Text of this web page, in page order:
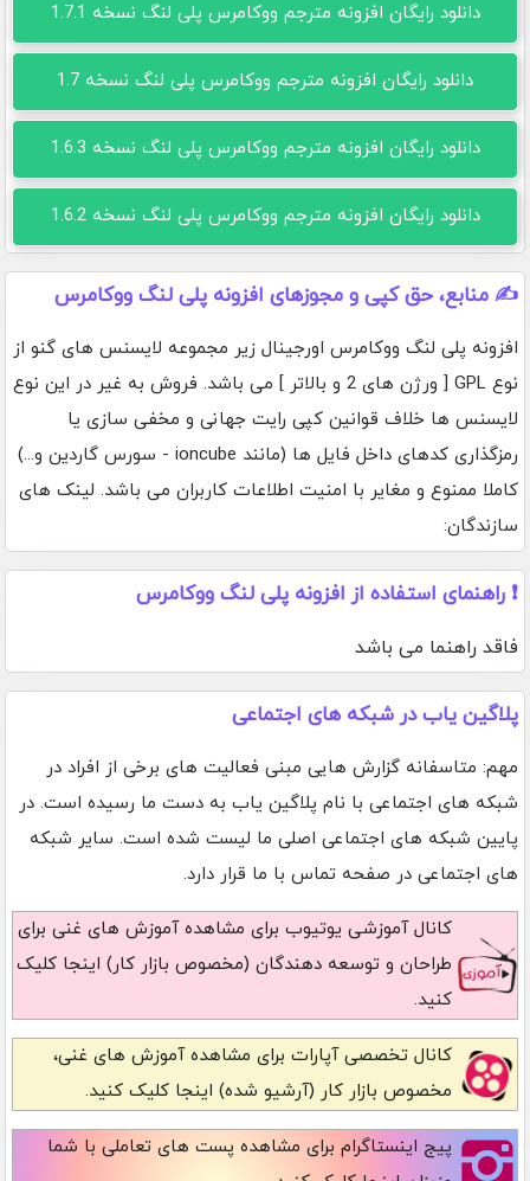
دانلود رایگان افزونه مترجم ووکامرس پلی لنگ نسخه 1.7.1
دانلود رایگان افزونه مترجم ووکامرس پلی لنگ نسخه 1.7
دانلود رایگان افزونه مترجم ووکامرس پلی لنگ نسخه 1.6.3
دانلود رایگان افزونه مترجم ووکامرس پلی لنگ نسخه 1.6.2
✍️ منابع، حق کپی و مجوزهای افزونه پلی لنگ ووکامرس
افزونه پلی لنگ ووکامرس اورجینال زیر مجموعه لایسنس های گنو از
نوع GPL [ ورژن های 2 و بالاتر ] می باشد. فروش به غیر در این نوع
لایسنس ها خلاف قوانین کپی رایت جهانی و مخفی سازی یا
رمزگذاری کدهای داخل فایل ها (مانند ioncube - سورس گاردین و...)
کاملا ممنوع و مغایر با امنیت اطلاعات کاربران می باشد. لینک های
سازندگان:
❗ راهنمای استفاده از افزونه پلی لنگ ووکامرس
فاقد راهنما می باشد
پلاگین یاب در شبکه های اجتماعی
مهم: متاسفانه گزارش هایی مبنی فعالیت های برخی از افراد در
شبکه های اجتماعی با نام پلاگین یاب به دست ما رسیده است. در
پایین شبکه های اجتماعی اصلی ما لیست شده است. سایر شبکه
های اجتماعی در صفحه تماس با ما قرار دارد.
کانال آموزشی یوتیوب برای مشاهده آموزش های غنی برای
طراحان و توسعه دهندگان (مخصوص بازار کار) اینجا کلیک
کنید.
کانال تخصصی آپارات برای مشاهده آموزش های غنی،
مخصوص بازار کار (آرشیو شده) اینجا کلیک کنید.
پیج اینستاگرام برای مشاهده پست های تعاملی با شما